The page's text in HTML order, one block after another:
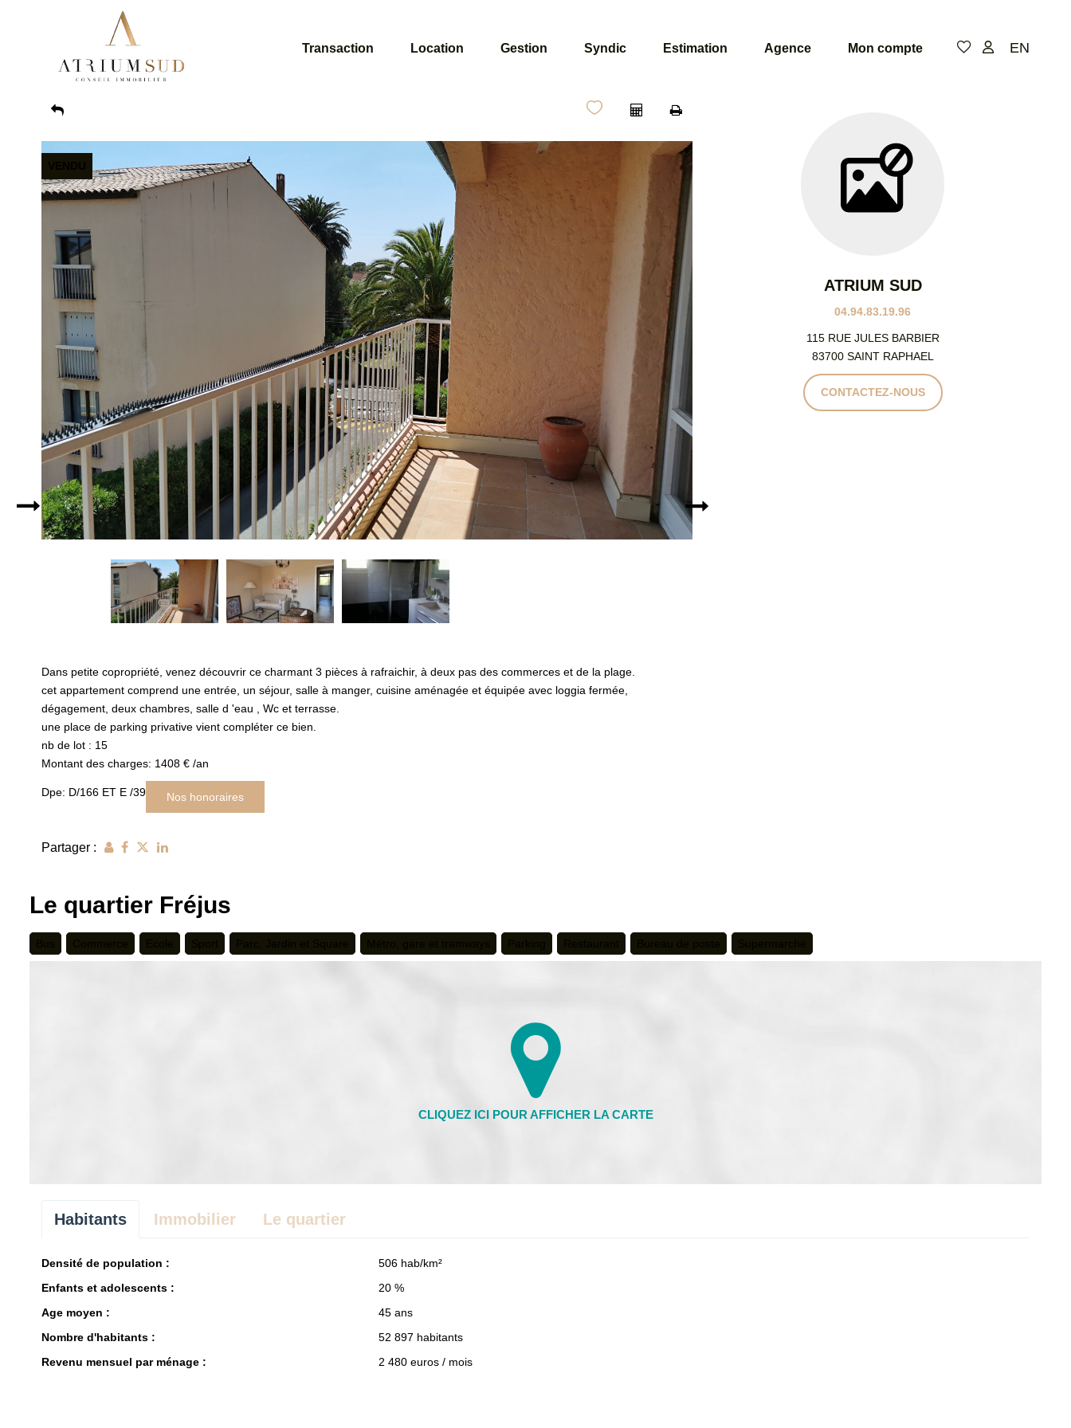
Transaction Location Gestion Syndic Estimation Agence Mon compte EN
Dans petite copropriété, venez découvrir ce charmant 3 pièces à rafraichir, à deux pas des commerces et de la plage.
cet appartement comprend une entrée, un séjour, salle à manger, cuisine aménagée et équipée avec loggia fermée,
dégagement, deux chambres, salle d 'eau , Wc et terrasse.
une place de parking privative vient compléter ce bien.
nb de lot : 15
Montant des charges: 1408 € /an
Dpe: D/166 ET E /39 Nos honoraires
Partager :
ATRIUM SUD
04.94.83.19.96
115 RUE JULES BARBIER
83700 SAINT RAPHAEL
CONTACTEZ-NOUS
Le quartier Fréjus
Habitants Immobilier Le quartier
Densité de population :
506 hab/km²
Enfants et adolescents :
20 %
Age moyen :
45 ans
Nombre d'habitants :
52 897 habitants
Revenu mensuel par ménage :
2 480 euros / mois